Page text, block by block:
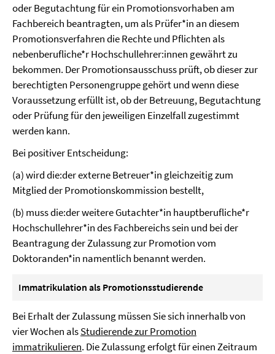
oder Begutachtung für ein Promotionsvorhaben am
Fachbereich beantragten, um als Prüfer*in an diesem
Promotionsverfahren die Rechte und Pflichten als
nebenberufliche*r Hochschullehrer:innen gewährt zu
bekommen. Der Promotionsausschuss prüft, ob dieser zur
berechtigten Personengruppe gehört und wenn diese
Voraussetzung erfüllt ist, ob der Betreuung, Begutachtung
oder Prüfung für den jeweiligen Einzelfall zugestimmt
werden kann.
Bei positiver Entscheidung:
(a) wird die:der externe Betreuer*in gleichzeitig zum
Mitglied der Promotionskommission bestellt,
(b) muss die:der weitere Gutachter*in hauptberufliche*r
Hochschullehrer*in des Fachbereichs sein und bei der
Beantragung der Zulassung zur Promotion vom
Doktoranden*in namentlich benannt werden.
Immatrikulation als Promotionsstudierende
Bei Erhalt der Zulassung müssen Sie sich innerhalb von
vier Wochen alsStudierende zur Promotion
immatrikulieren. Die Zulassung erfolgt für einen Zeitraum